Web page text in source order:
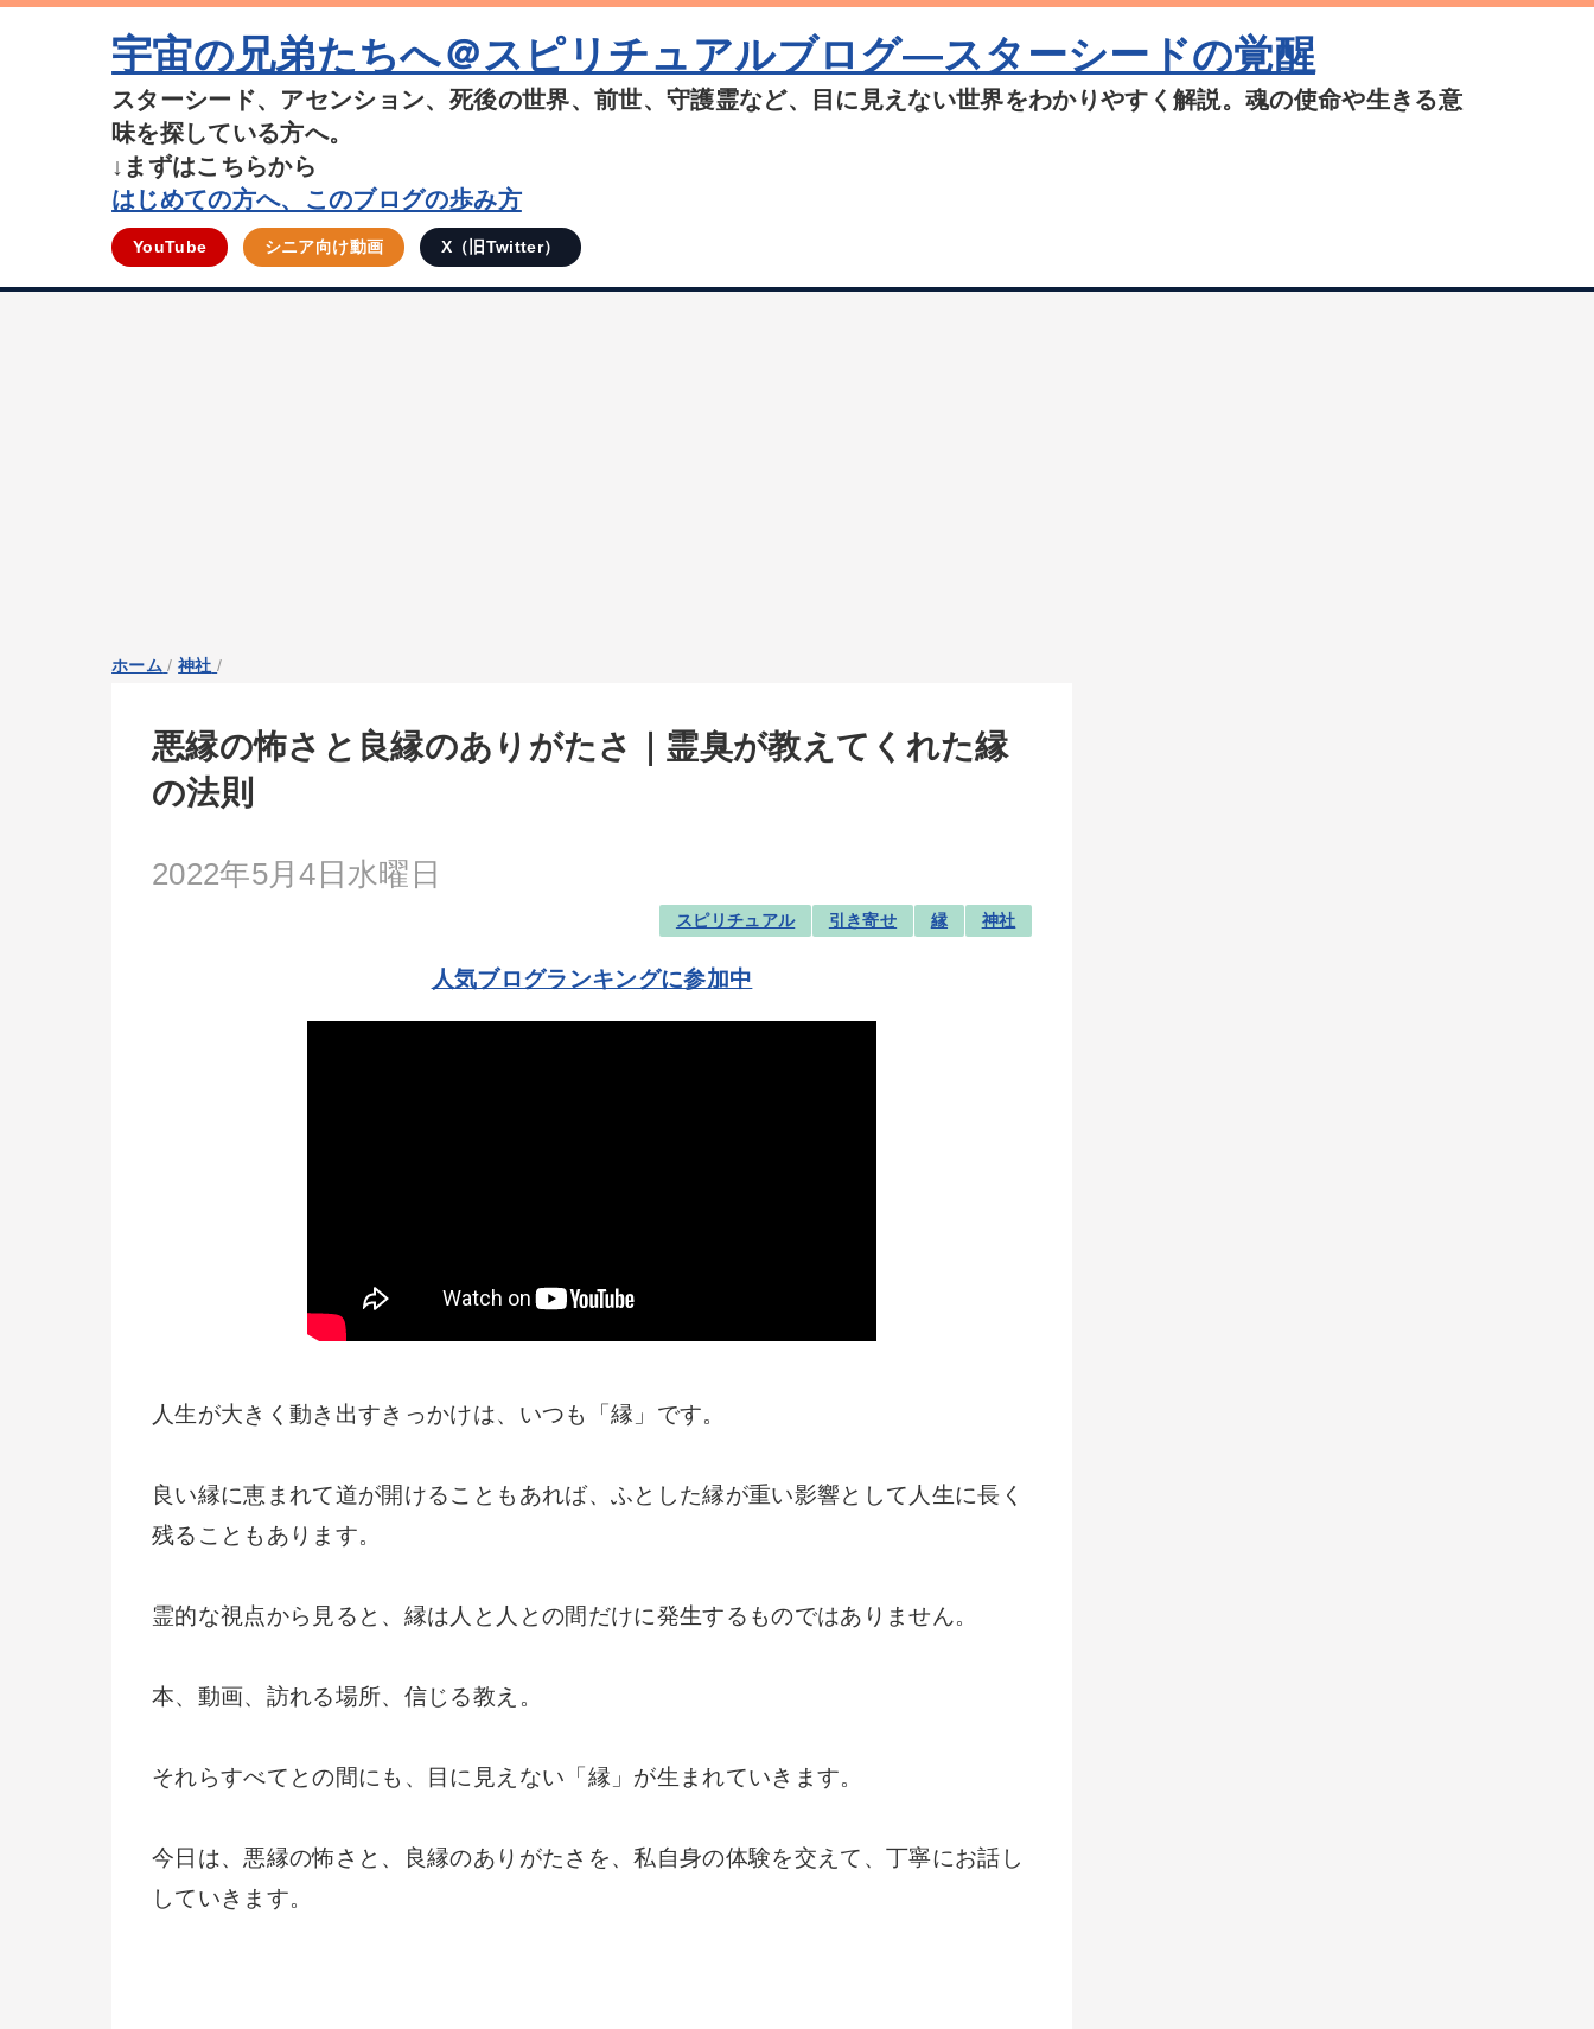
宇宙の兄弟たちへ＠スピリチュアルブログ―スターシードの覚醒
スターシード、アセンション、死後の世界、前世、守護霊など、目に見えない世界をわかりやすく解説。魂の使命や生きる意
味を探している方へ。
↓まずはこちらから
はじめての方へ、このブログの歩み方
YouTube シニア向け動画 X（旧Twitter）
ホーム /神社 /
悪縁の怖さと良縁のありがたさ｜霊臭が教えてくれた縁
の法則
2022年5月4日水曜日
スピリチュアル 引き寄せ 縁 神社
人気ブログランキングに参加中
人生が大きく動き出すきっかけは、いつも「縁」です。
良い縁に恵まれて道が開けることもあれば、ふとした縁が重い影響として人生に長く
残ることもあります。
霊的な視点から見ると、縁は人と人との間だけに発生するものではありません。
本、動画、訪れる場所、信じる教え。
それらすべてとの間にも、目に見えない「縁」が生まれていきます。
今日は、悪縁の怖さと、良縁のありがたさを、私自身の体験を交えて、丁寧にお話し
していきます。